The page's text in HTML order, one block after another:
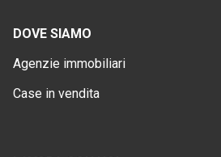
DOVE SIAMO
Agenzie immobiliari
Case in vendita